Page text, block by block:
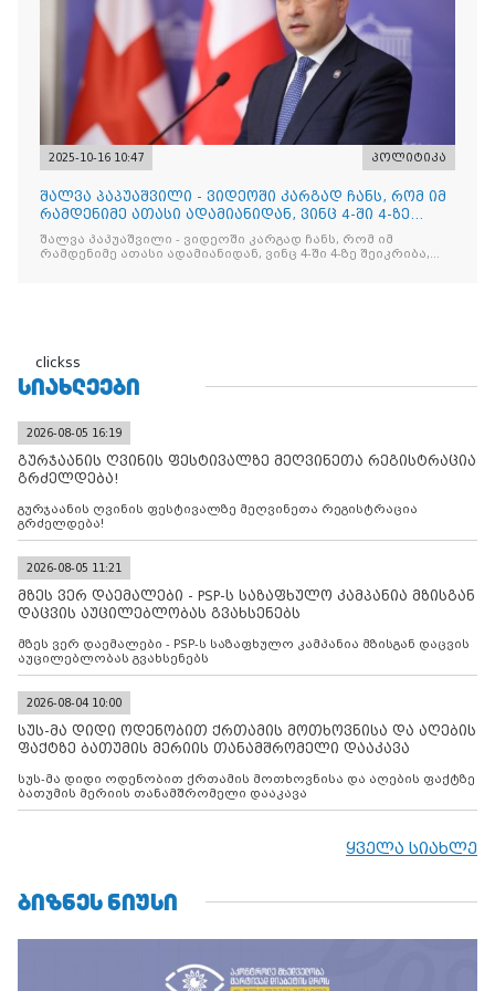
2025-10-16 10:47 პოლიტიკა
შალვა პაპუაშვილი - ვიდეოში კარგად ჩანს, რომ იმ
რამდენიმე ათასი ადამიანიდან, ვინც 4-ში 4-ზე
შეიკრიბა,
შალვა პაპუაშვილი - ვიდეოში კარგად ჩანს, რომ იმ
რამდენიმე ათასი ადამიანიდან, ვინც 4-ში 4-ზე შეიკრიბა,
clickss
ᲡᲘᲐᲮᲚᲔᲔᲑᲘ
2026-08-05 16:19
გურჯაანის ღვინის ფესტივალზე მეღვინეთა რეგისტრაცია
გრძელდება!
გურჯაანის ღვინის ფესტივალზე მეღვინეთა რეგისტრაცია
გრძელდება!
2026-08-05 11:21
მზეს ვერ დაემალები - PSP-ს საზაფხულო კამპანია მზისგან
დაცვის აუცილებლობას გვახსენებს
მზეს ვერ დაემალები - PSP-ს საზაფხულო კამპანია მზისგან დაცვის
აუცილებლობას გვახსენებს
2026-08-04 10:00
სუს-მა დიდი ოდენობით ქრთამის მოთხოვნისა და აღების
ფაქტზე ბათუმის მერიის თანამშრომელი დააკავა
სუს-მა დიდი ოდენობით ქრთამის მოთხოვნისა და აღების ფაქტზე
ბათუმის მერიის თანამშრომელი დააკავა
ყველა სიახლე
ᲑᲘᲖᲜᲔᲡ ᲜᲘᲣᲡᲘ